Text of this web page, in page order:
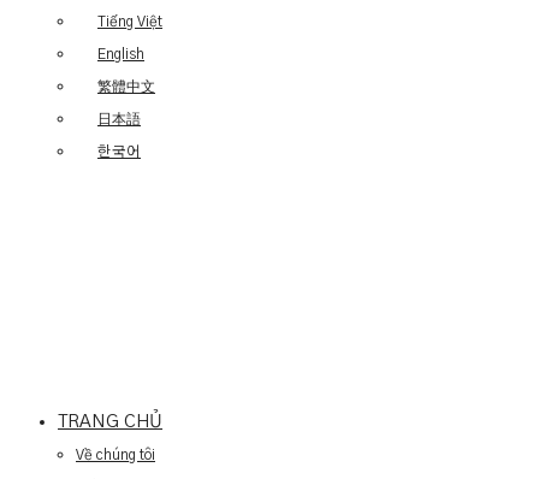
Tiếng Việt
English
繁體中文
日本語
한국어
TRANG CHỦ
Về chúng tôi